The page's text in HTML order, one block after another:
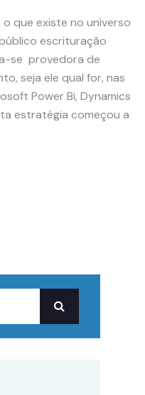
que existe no universo
escrituração
se provedora de
seja ele qual for, nas
Power Bi, Dynamics
estratégia começou a